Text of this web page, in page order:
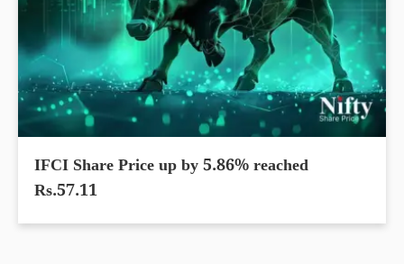
IFCI Share Price up by 5.86% reached
Rs.57.11